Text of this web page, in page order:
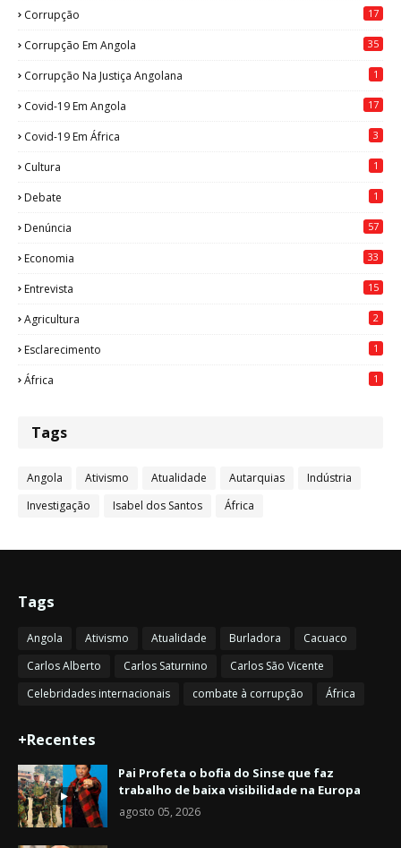
Corrupção 17
Corrupção Em Angola 35
Corrupção Na Justiça Angolana 1
Covid-19 Em Angola 17
Covid-19 Em África 3
Cultura 1
Debate 1
Denúncia 57
Economia 33
Entrevista 15
Agricultura 2
Esclarecimento 1
África 1
Tags
Angola Ativismo Atualidade Autarquias
Indústria
Investigação
Isabel dos Santos África
Tags
Angola Ativismo Atualidade Burladora
Cacuaco
Carlos Alberto
Carlos Saturnino
Carlos São Vicente
Celebridades internacionais
combate à corrupção África
+Recentes
Pai Profeta o bofia do Sinse que faz
trabalho de baixa visibilidade na Europa
agosto 05, 2026